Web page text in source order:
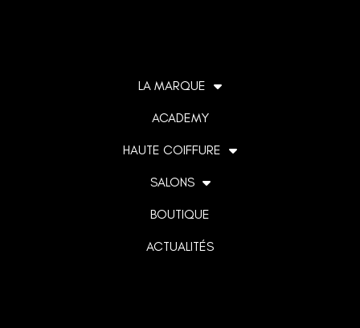
LA MARQUE
ACADEMY
HAUTE COIFFURE
SALONS
BOUTIQUE
ACTUALITÉS